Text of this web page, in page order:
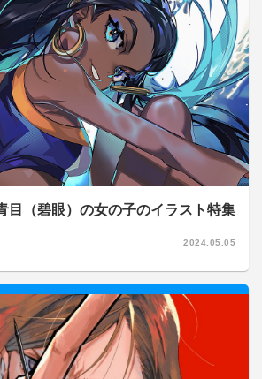
目（碧眼）の女の子のイラスト特集
2024.05.05